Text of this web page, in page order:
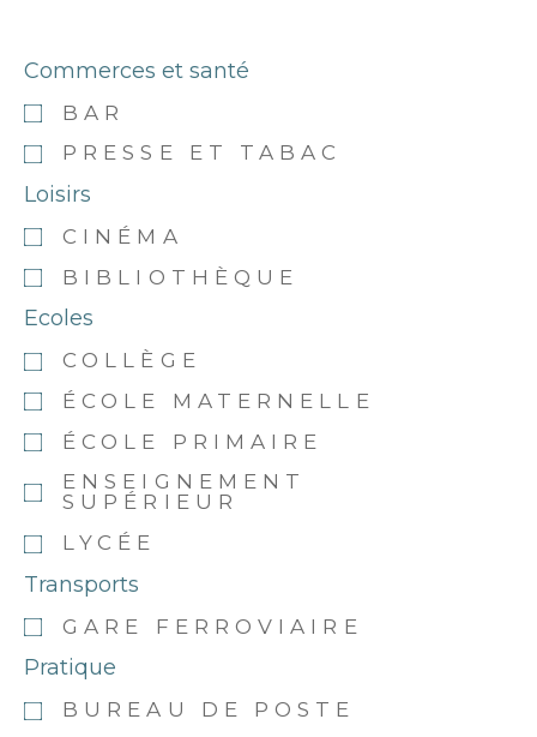
Commerces et santé
BAR
PRESSE ET TABAC
Loisirs
CINÉMA
BIBLIOTHÈQUE
Ecoles
COLLÈGE
ÉCOLE MATERNELLE
ÉCOLE PRIMAIRE
ENSEIGNEMENT
SUPÉRIEUR
LYCÉE
Transports
GARE FERROVIAIRE
Pratique
BUREAU DE POSTE